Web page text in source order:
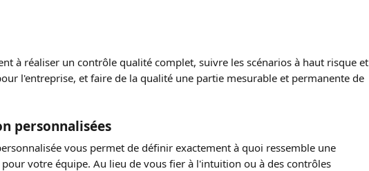
à réaliser un contrôle qualité complet, suivre les scénarios à haut risque et
l'entreprise, et faire de la qualité une partie mesurable et permanente de
personnalisées
vous permet de définir exactement à quoi ressemble une
votre équipe. Au lieu de vous fier à l'intuition ou à des contrôles